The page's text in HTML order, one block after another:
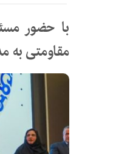
با حضور
مقاومتی به